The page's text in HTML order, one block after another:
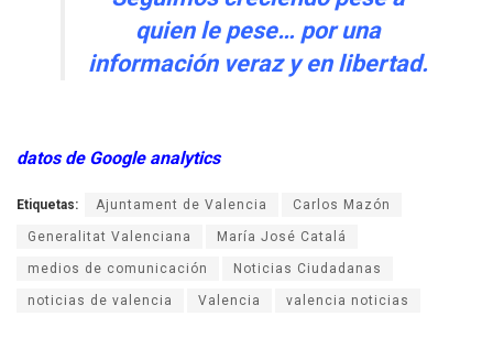
quien le pese… por una
información veraz y en libertad.
datos de Google analytics
Etiquetas: Ajuntament de Valencia Carlos Mazón
Generalitat Valenciana María José Catalá
medios de comunicación Noticias Ciudadanas
noticias de valencia Valencia valencia noticias